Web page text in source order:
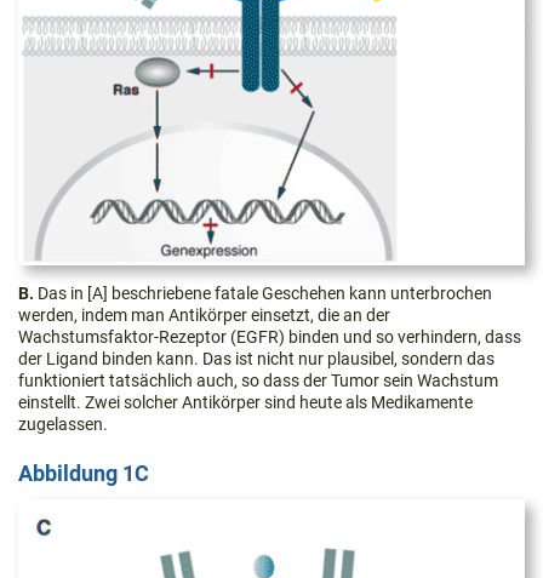
B. Das in [A] beschriebene fatale Geschehen kann unterbrochen
werden, indem man Antikörper einsetzt, die an der
Wachstumsfaktor-Rezeptor (EGFR) binden und so verhindern, dass
der Ligand binden kann. Das ist nicht nur plausibel, sondern das
funktioniert tatsächlich auch, so dass der Tumor sein Wachstum
einstellt. Zwei solcher Antikörper sind heute als Medikamente
zugelassen.
Abbildung 1C